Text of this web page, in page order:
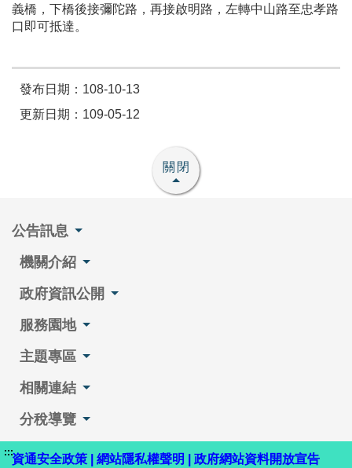
義橋，下橋後接彌陀路，再接啟明路，左轉中山路至忠孝路
口即可抵達。
發布日期：108-10-13
更新日期：109-05-12
關閉
公告訊息
機關介紹
政府資訊公開
服務園地
主題專區
相關連結
分稅導覽
:::資通安全政策 網站隱私權聲明
政府網站資料開放宣告